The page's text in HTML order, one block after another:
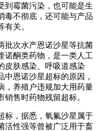
到霉菌污染，也可能是生
毒不彻底，还可能与产品
关。
次水产恩诺沙星等抗菌
诺酮类药物，是一类人工
皮肤感染、呼吸道感染
恩诺沙星超标的原因，
，养殖户违规加大用药量
售时药物残留超标。
，据悉，氧氟沙星属于
活性强等曾被广泛用于畜